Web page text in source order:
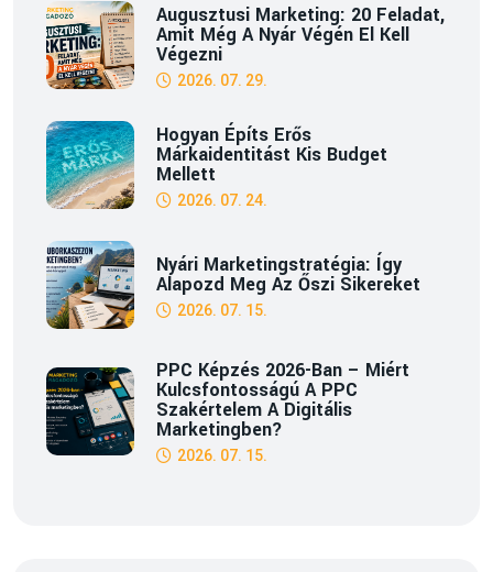
Augusztusi Marketing: 20 Feladat,
Amit Még A Nyár Végén El Kell
Végezni
2026. 07. 29.
Hogyan Építs Erős
Márkaidentitást Kis Budget
Mellett
2026. 07. 24.
Nyári Marketingstratégia: Így
Alapozd Meg Az Őszi Sikereket
2026. 07. 15.
PPC Képzés 2026-Ban – Miért
Kulcsfontosságú A PPC
Szakértelem A Digitális
Marketingben?
2026. 07. 15.